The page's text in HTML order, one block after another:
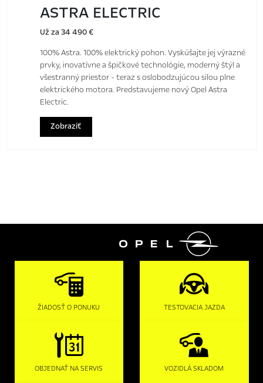
ASTRA ELECTRIC
Už za 34 490 €
100% Astra. 100% elektrický pohon. Vyskúšajte jej výrazné
prvky, inovatívne a špičkové technológie, moderný štýl a
všestranný priestor - teraz s oslobodzujúcou silou plne
elektrického motora. Predstavujeme nový Opel Astra
Electric.
Zobraziť

ŽIADOSŤ O PONUKU TESTOVACIA JAZDA
OBJEDNAŤ NA SERVIS VOZIDLÁ SKLADOM